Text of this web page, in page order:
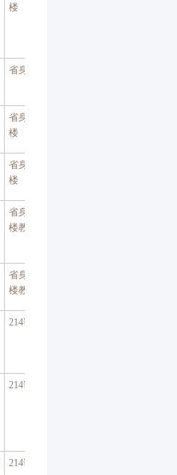
楼
省身楼
省身楼八
楼
省身楼八
楼
省身楼八
楼教室
省身楼八
楼教室
214讲学厅
214讲学厅
214讲学厅